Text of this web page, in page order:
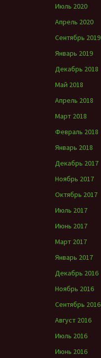
Июль 2020
Апрель 2020
Сентябрь 2019
Январь 2019
Декабрь 2018
Май 2018
Апрель 2018
Март 2018
Февраль 2018
Январь 2018
Декабрь 2017
Ноябрь 2017
Октябрь 2017
Июль 2017
Июнь 2017
Март 2017
Январь 2017
Декабрь 2016
Ноябрь 2016
Сентябрь 2016
Август 2016
Июль 2016
Июнь 2016